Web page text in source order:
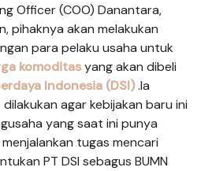
Officer (COO) Danantara,
pihaknya akan melakukan
para pelaku usaha untuk
komoditasyang akan dibeli
Indonesia (DSI).Ia
agar kebijakan baru ini
yang saat ini punya
tugas mencari
PT DSI sebagus BUMN